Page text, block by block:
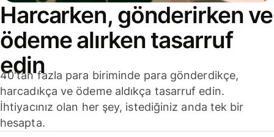
Harcarken, gönderirken ve
ödeme alırken tasarruf
edin
40'tan fazla para biriminde para gönderdikçe,
harcadıkça ve ödeme aldıkça tasarruf edin.
İhtiyacınız olan her şey, istediğiniz anda tek bir
hesapta.